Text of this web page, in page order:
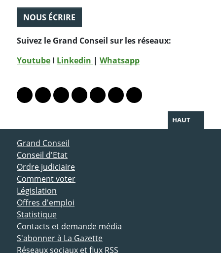
NOUS ÉCRIRE
Suivez le Grand Conseil sur les réseaux:
Youtube I Linkedin | Whatsapp
Lien vers le profil Mastodon
Lien vers le profil Bluesky
Lien vers le profil Instagram
Lien vers le profil Linkedin
Lien vers le profil Facebook
Lien vers le profil Twitter
Partager par WhatsApp
HAUT
ACCÈS DIRECT
Grand Conseil
Conseil d'Etat
Ordre judiciaire
Comment voter
Législation
Offres d'emploi
Statistique
Contacts et demande média
S'abonner à La Gazette
Réseaux sociaux et flux RSS